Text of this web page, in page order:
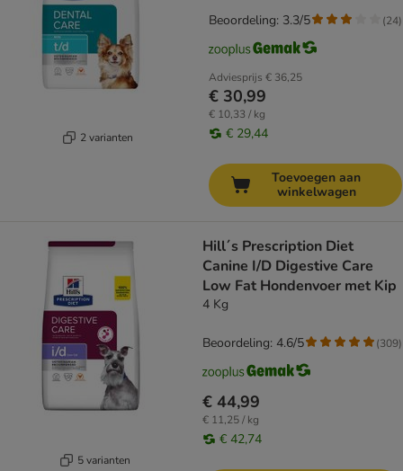
2 varianten
Adviesprijs € 36,25
€ 30,99
€ 10,33 / kg
€ 29,44
Beoordeling: 3.3/5 (24)
Toevoegen aan
winkelwagen
5 varianten
Hill´s Prescription Diet
Canine I/D Digestive Care
Low Fat Hondenvoer met Kip
4 Kg
€ 44,99
€ 11,25 / kg
€ 42,74
Beoordeling: 4.6/5 (309)